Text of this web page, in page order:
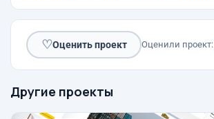
♡Оценить проект Оценили проект:
Другие проекты